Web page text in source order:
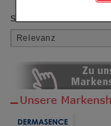
beispielsweise
Besuchers oder
anzupassen.
auch auf Ihre
anzuzeigen und
Sortieren nach